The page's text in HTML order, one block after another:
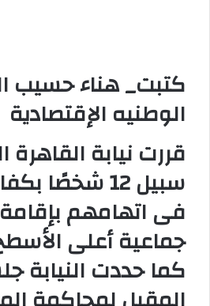
ن
ا
كتبت_ هناء حسيب
الوطنيه الإقتصادية
قررت نيابة القاهرة
فى اتهامهم بإقامة
جماعية أعلى